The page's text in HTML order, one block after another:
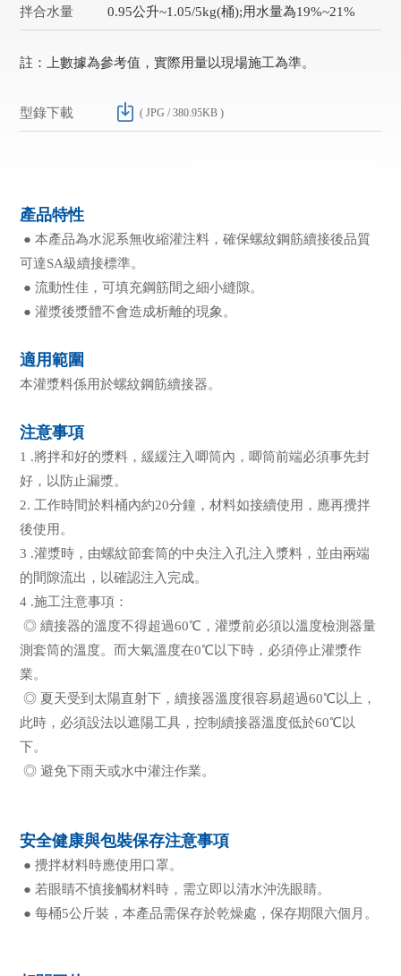
拌合水量 0.95公升~1.05/5kg(桶);用水量為19%~21%
註：上數據為參考值，實際用量以現場施工為準。
型錄下載 ( JPG / 380.95KB )
產品特性
● 本產品為水泥系無收縮灌注料，確保螺紋鋼筋續接後品質
可達SA級續接標準。
● 流動性佳，可填充鋼筋間之細小縫隙。
● 灌漿後漿體不會造成析離的現象。
適用範圍
本灌漿料係用於螺紋鋼筋續接器。
注意事項
1 .將拌和好的漿料，緩緩注入唧筒內，唧筒前端必須事先封
好，以防止漏漿。
2. 工作時間於料桶內約20分鐘，材料如接續使用，應再攪拌
後使用。
3 .灌漿時，由螺紋節套筒的中央注入孔注入漿料，並由兩端
的間隙流出，以確認注入完成。
4 .施工注意事項：
◎ 續接器的溫度不得超過60℃，灌漿前必須以溫度檢測器量
測套筒的溫度。而大氣溫度在0℃以下時，必須停止灌漿作
業。
◎ 夏天受到太陽直射下，續接器溫度很容易超過60℃以上，
此時，必須設法以遮陽工具，控制續接器溫度低於60℃以
下。
◎ 避免下雨天或水中灌注作業。
安全健康與包裝保存注意事項
● 攪拌材料時應使用口罩。
● 若眼睛不慎接觸材料時，需立即以清水沖洗眼睛。
● 每桶5公斤裝，本產品需保存於乾燥處，保存期限六個月。